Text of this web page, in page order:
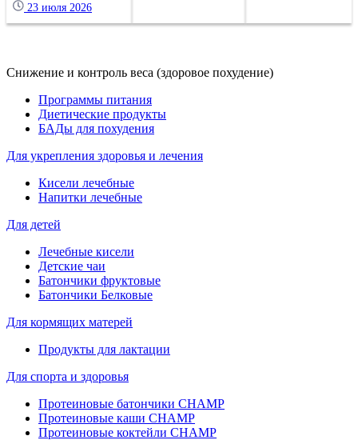
23 июля 2026
Снижение и контроль веса (здоровое похудение)
Программы питания
Диетические продукты
БАДы для похудения
Для укрепления здоровья и лечения
Кисели лечебные
Напитки лечебные
Для детей
Лечебные кисели
Детские чаи
Батончики фруктовые
Батончики Белковые
Для кормящих матерей
Продукты для лактации
Для спорта и здоровья
Протеиновые батончики CHAMP
Протеиновые каши CHAMP
Протеиновые коктейли CHAMP